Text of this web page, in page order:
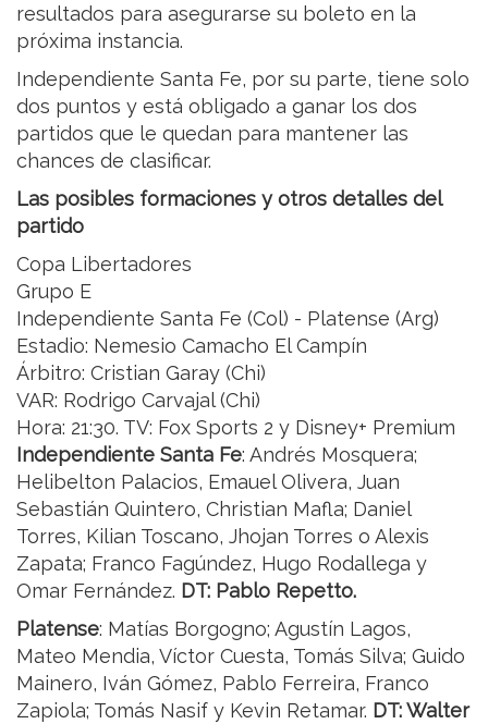
resultados para asegurarse su boleto en la
próxima instancia.
Independiente Santa Fe, por su parte, tiene solo
dos puntos y está obligado a ganar los dos
partidos que le quedan para mantener las
chances de clasificar.
Las posibles formaciones y otros detalles del
partido
Copa Libertadores
Grupo E
Independiente Santa Fe (Col) - Platense (Arg)
Estadio: Nemesio Camacho El Campín
Árbitro: Cristian Garay (Chi)
VAR: Rodrigo Carvajal (Chi)
Hora: 21:30. TV: Fox Sports 2 y Disney+ Premium
Independiente Santa Fe: Andrés Mosquera;
Helibelton Palacios, Emauel Olivera, Juan
Sebastián Quintero, Christian Mafla; Daniel
Torres, Kilian Toscano, Jhojan Torres o Alexis
Zapata; Franco Fagúndez, Hugo Rodallega y
Omar Fernández. DT: Pablo Repetto.
Platense: Matías Borgogno; Agustín Lagos,
Mateo Mendia, Víctor Cuesta, Tomás Silva; Guido
Mainero, Iván Gómez, Pablo Ferreira, Franco
Zapiola; Tomás Nasif y Kevin Retamar. DT: Walter